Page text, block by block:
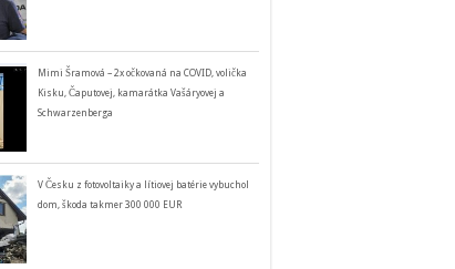
Mimi Šramová – 2x očkovaná na COVID, volička
Kisku, Čaputovej, kamarátka Vašáryovej a
Schwarzenberga
V Česku z fotovoltaiky a lítiovej batérie vybuchol
dom, škoda takmer 300 000 EUR